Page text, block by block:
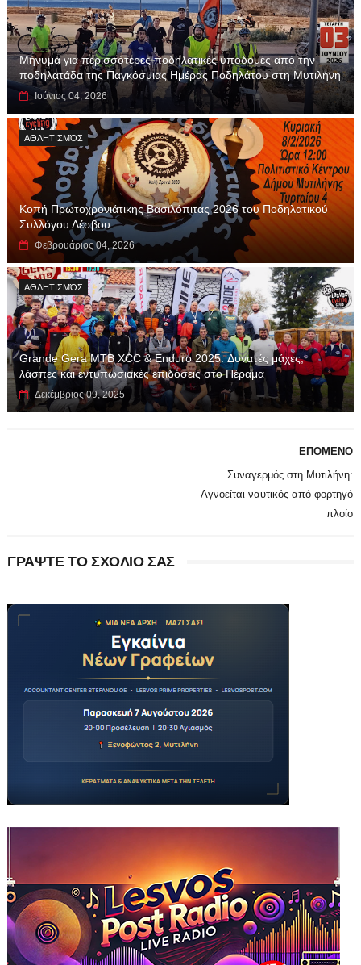
Μήνυμα για περισσότερες ποδηλατικές υποδομές από την
ποδηλατάδα της Παγκόσμιας Ημέρας Ποδηλάτου στη Μυτιλήνη
Ιούνιος 04, 2026
ΑΘΛΗΤΙΣΜΌΣ
Κοπή Πρωτοχρονιάτικης Βασιλόπιτας 2026 του Ποδηλατικού
Συλλόγου Λέσβου
Φεβρουάριος 04, 2026
ΑΘΛΗΤΙΣΜΌΣ
Grande Gera MTB XCC & Enduro 2025: Δυνατές μάχες,
λάσπες και εντυπωσιακές επιδόσεις στο Πέραμα
Δεκέμβριος 09, 2025
ΕΠΟΜΕΝΟ
Συναγερμός στη Μυτιλήνη:
Αγνοείται ναυτικός από φορτηγό
πλοίο
ΓΡΑΨΤΕ ΤΟ ΣΧΟΛΙΟ ΣΑΣ